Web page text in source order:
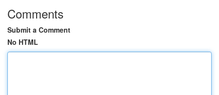
Comments
Submit a Comment
No HTML